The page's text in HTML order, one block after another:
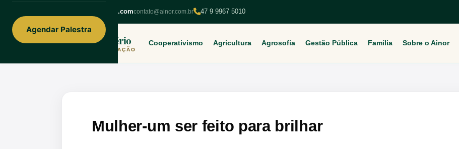
content
ainorfloterio@gmail.comcontato@ainor.com.br 47 9 9967 5010
Ainor Lotério
MENTE & CORAÇÃO
Cooperativismo Agricultura Agrosofia Gestão Pública Família Sobre o Ainor
Agendar Palestra
Mulher-um ser feito para brilhar